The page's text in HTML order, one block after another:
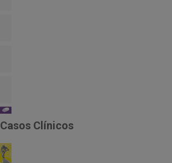
Casos Clínicos